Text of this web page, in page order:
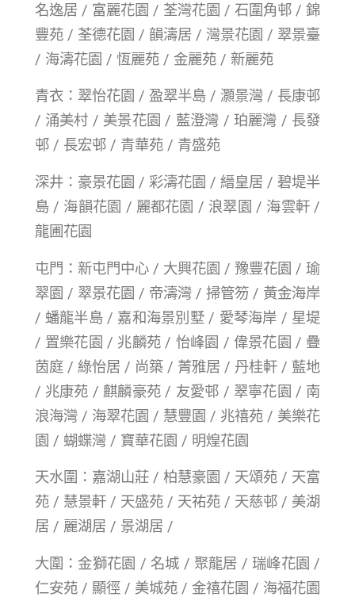
名逸居 / 富麗花園 / 荃灣花園 / 石圍角邨 / 錦
豐苑 / 荃德花園 / 韻濤居 / 灣景花園 / 翠景臺
/ 海濤花園 / 恆麗苑 / 金麗苑 / 新麗苑
青衣：翠怡花園 / 盈翠半島 / 灝景灣 / 長康邨
/ 涌美村 / 美景花園 / 藍澄灣 / 珀麗灣 / 長發
邨 / 長宏邨 / 青華苑 / 青盛苑
深井：豪景花園 / 彩濤花園 / 縉皇居 / 碧堤半
島 / 海韻花園 / 麗都花園 / 浪翠園 / 海雲軒 /
龍圃花園
屯門：新屯門中心 / 大興花園 / 豫豐花園 / 瑜
翠園 / 翠景花園 / 帝濤灣 / 掃管笏 / 黃金海岸
/ 蟠龍半島 / 嘉和海景別墅 / 愛琴海岸 / 星堤
/ 置樂花園 / 兆麟苑 / 怡峰園 / 偉景花園 / 疊
茵庭 / 綠怡居 / 尚築 / 菁雅居 / 丹桂軒 / 藍地
/ 兆康苑 / 麒麟豪苑 / 友愛邨 / 翠寧花園 / 南
浪海灣 / 海翠花園 / 慧豐園 / 兆禧苑 / 美樂花
園 / 蝴蝶灣 / 寶華花園 / 明煌花園
天水圍：嘉湖山莊 / 柏慧豪園 / 天頌苑 / 天富
苑 / 慧景軒 / 天盛苑 / 天祐苑 / 天慈邨 / 美湖
居 / 麗湖居 / 景湖居 /
大圍：金獅花園 / 名城 / 聚龍居 / 瑞峰花園 /
仁安苑 / 顯徑 / 美城苑 / 金禧花園 / 海福花園